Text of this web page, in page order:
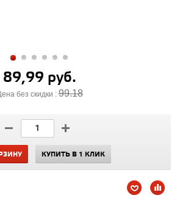
89,99 руб.
без скидки :99.18
КУПИТЬ В 1 КЛИК